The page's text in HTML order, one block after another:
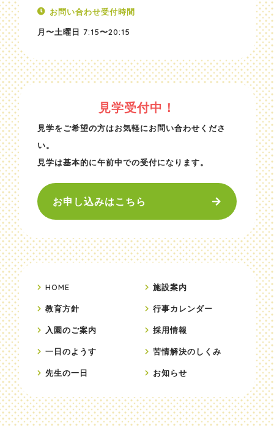
お問い合わせ受付時間
月〜土曜日 7:15〜20:15
見学受付中！
見学をご希望の方はお気軽にお問い合わせくださ
い。
見学は基本的に午前中での受付になります。
お申し込みはこちら
HOME
教育方針
入園のご案内
一日のようす
先生の一日
施設案内
行事カレンダー
採用情報
苦情解決のしくみ
お知らせ